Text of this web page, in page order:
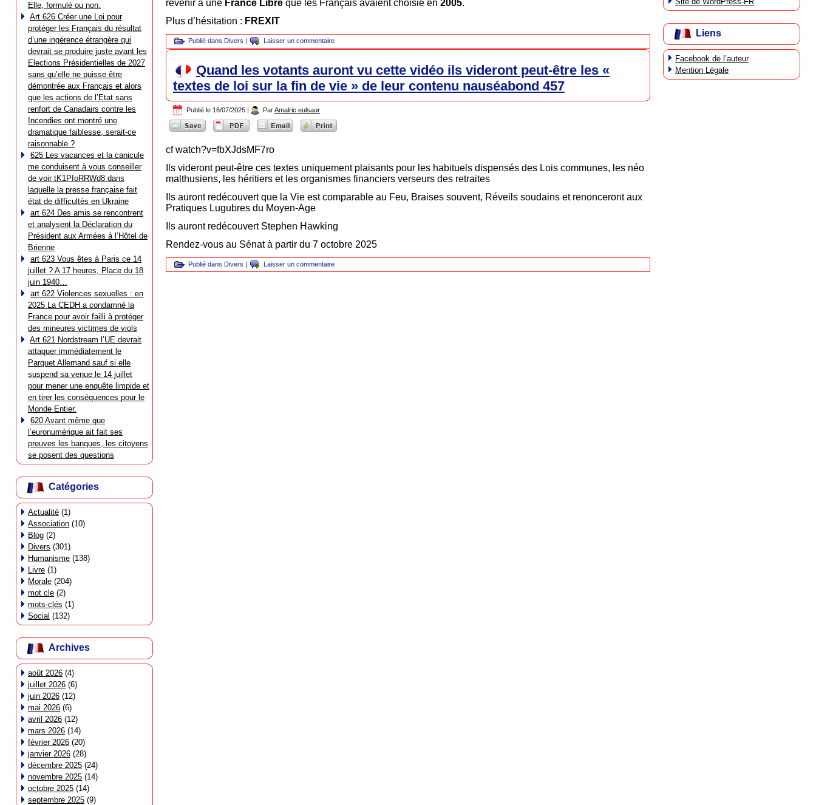
Elle, formulé ou non.
Art 626 Créer une Loi pour
protéger les Français du résultat
d’une ingérence étrangère qui
devrait se produire juste avant les
Elections Présidentielles de 2027
sans qu’elle ne puisse être
démontrée aux Français et alors
que les actions de l’Etat sans
renfort de Canadairs contre les
Incendies ont montré une
dramatique faiblesse, serait-ce
raisonnable ?
625 Les vacances et la canicule
me conduisent à vous conseiller
de voir tK1PIoRRWd8 dans
laquelle la presse française fait
état de difficultés en Ukraine
art 624 Des amis se rencontrent
et analysent la Déclaration du
Président aux Armées à l’Hôtel de
Brienne
art 623 Vous êtes à Paris ce 14
juillet ? A 17 heures, Place du 18
juin 1940…
art 622 Violences sexuelles : en
2025 La CEDH a condamné la
France pour avoir failli à protéger
des mineures victimes de viols
Art 621 Nordstream l’UE devrait
attaquer immédiatement le
Parquet Allemand sauf si elle
suspend sa venue le 14 juillet
pour mener une enquête limpide et
en tirer les conséquences pour le
Monde Entier.
620 Avant même que
l’euronumérique ait fait ses
preuves les banques, les citoyens
se posent des questions
Catégories
Actualité (1)
Association (10)
Blog (2)
Divers (301)
Humanisme (138)
Livre (1)
Morale (204)
mot cle (2)
mots-clés (1)
Social (132)
Archives
août 2026 (4)
juillet 2026 (6)
juin 2026 (12)
mai 2026 (6)
avril 2026 (12)
mars 2026 (14)
février 2026 (20)
janvier 2026 (28)
décembre 2025 (24)
novembre 2025 (14)
octobre 2025 (14)
septembre 2025 (9)
revenir à une France Libre que les Français avaient choisie en 2005.
Plus d’hésitation : FREXIT
Publié dans Divers | Laisser un commentaire
Quand les votants auront vu cette vidéo ils videront peut-être les «
textes de loi sur la fin de vie » de leur contenu nauséabond 457
Publié le 16/07/2025 ParAmalric eulsaur
cf watch?v=fbXJdsMF7ro
Ils videront peut-être ces textes uniquement plaisants pour les habituels dispensés des Lois communes, les néo
malthusiens, les héritiers et les organismes financiers verseurs des retraites
Ils auront redécouvert que la Vie est comparable au Feu, Braises souvent, Réveils soudains et renonceront aux
Pratiques Lugubres du Moyen-Age
Ils auront redécouvert Stephen Hawking
Rendez-vous au Sénat à partir du 7 octobre 2025
Publié dans Divers Laisser un commentaire
Liens
Facebook de l’auteur
Mention Légale